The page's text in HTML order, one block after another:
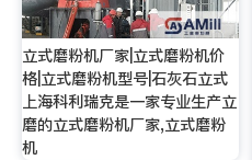
立式磨粉机厂家|立式磨粉机价
格|立式磨粉机型号|石灰石立式
上海科利瑞克是一家专业生产立
磨的立式磨粉机厂家,立式磨粉
机